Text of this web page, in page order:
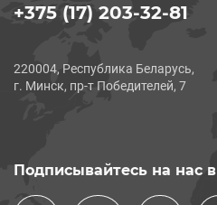
+375 (17) 203-32-81
220004, Республика Беларусь,
г. Минск, пр-т Победителей, 7
Подписывайтесь на нас в